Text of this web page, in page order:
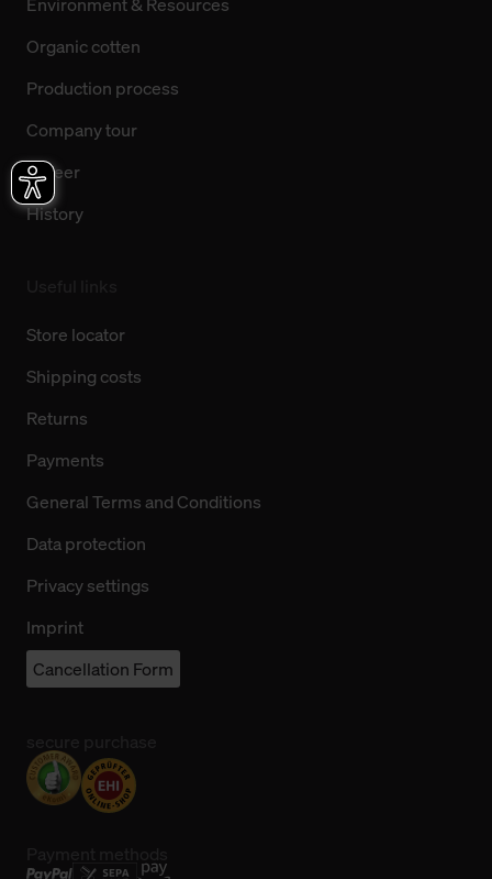
Environment & Resources
Organic cotten
Production process
Company tour
Career
History
Store locator
Shipping costs
Returns
Payments
General Terms and Conditions
Data protection
Privacy settings
Imprint
Cancellation Form